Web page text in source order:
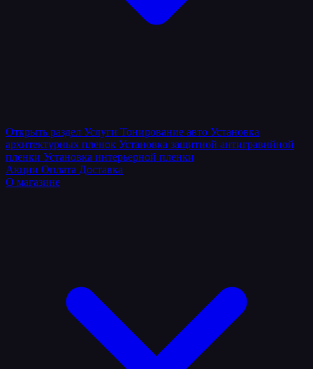
Открыть раздел Услуги Тонирование авто Установка
архитектурных пленок Установка защитной антигравийной
пленки Установка интерьерной пленки
Акции Оплата Доставка
О магазине